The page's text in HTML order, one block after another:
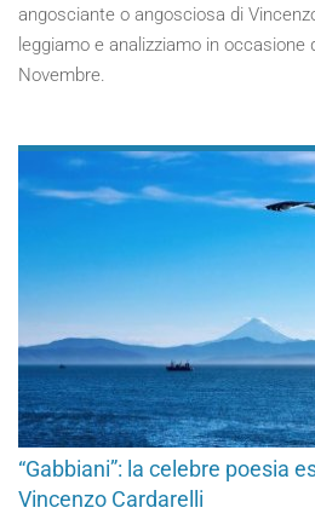
angosciante o angosciosa di
leggiamo e analizziamo in occasione
Novembre.
“Gabbiani”: la celebre poesia
Vincenzo Cardarelli